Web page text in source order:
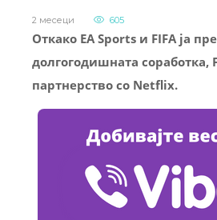
2 месеци 605
Откако EA Sports и FIFA ја
долгогодишната соработка,
партнерство со Netflix.